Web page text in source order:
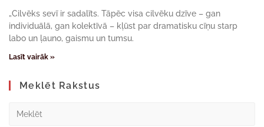
„Cilvēks sevī ir sadalīts. Tāpēc visa cilvēku dzīve – gan
individuālā, gan kolektīvā – kļūst par dramatisku cīņu starp
labo un ļauno, gaismu un tumsu.
Lasīt vairāk »
Meklēt Rakstus